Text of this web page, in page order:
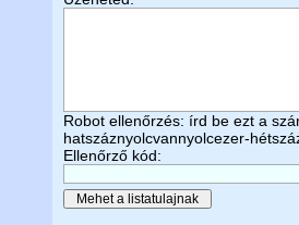
Robot ellenőrzés: írd be ezt a
hatszáznyolcvannyolcezer-
Ellenőrző kód: